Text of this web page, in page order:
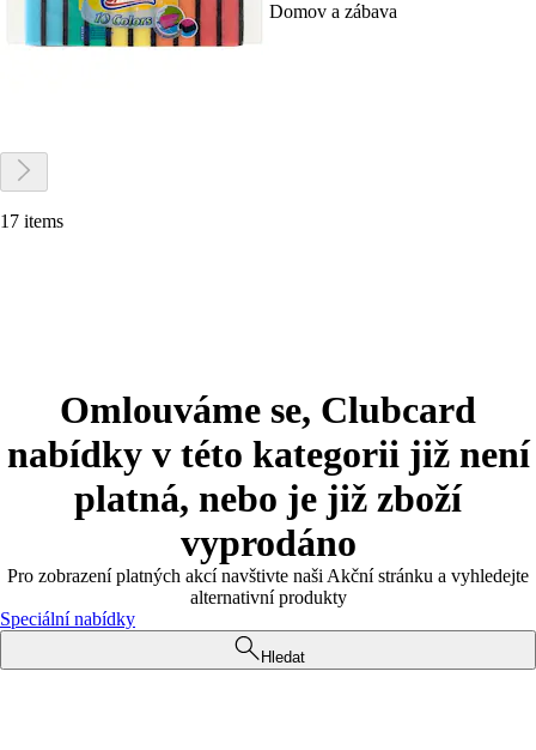
Domov a zábava
17 items
Omlouváme se, Clubcard
nabídky v této kategorii již není
platná, nebo je již zboží
vyprodáno
Pro zobrazení platných akcí navštivte naši Akční stránku a vyhledejte
alternativní produkty
Speciální nabídky
Hledat